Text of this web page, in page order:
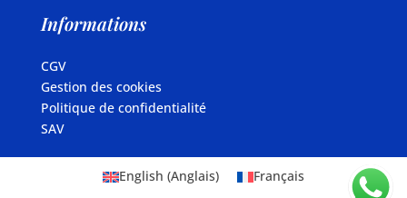
Informations
CGV
Gestion des cookies
Politique de confidentialité
SAV
English (Anglais) Français